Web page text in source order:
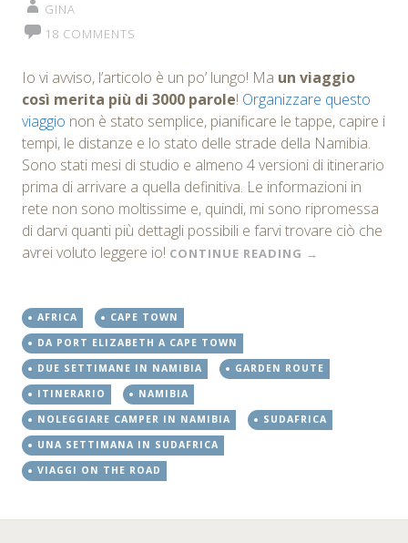
GINA
18 COMMENTS
Io vi avviso, l’articolo è un po’ lungo! Ma un viaggio
così merita più di 3000 parole! Organizzare questo
viaggio non è stato semplice, pianificare le tappe, capire i
tempi, le distanze e lo stato delle strade della Namibia.
Sono stati mesi di studio e almeno 4 versioni di itinerario
prima di arrivare a quella definitiva. Le informazioni in
rete non sono moltissime e, quindi, mi sono ripromessa
di darvi quanti più dettagli possibili e farvi trovare ciò che
avrei voluto leggere io! CONTINUE READING →
AFRICA
CAPE TOWN
DA PORT ELIZABETH A CAPE TOWN
DUE SETTIMANE IN NAMIBIA
GARDEN ROUTE
ITINERARIO
NAMIBIA
NOLEGGIARE CAMPER IN NAMIBIA
SUDAFRICA
UNA SETTIMANA IN SUDAFRICA
VIAGGI ON THE ROAD